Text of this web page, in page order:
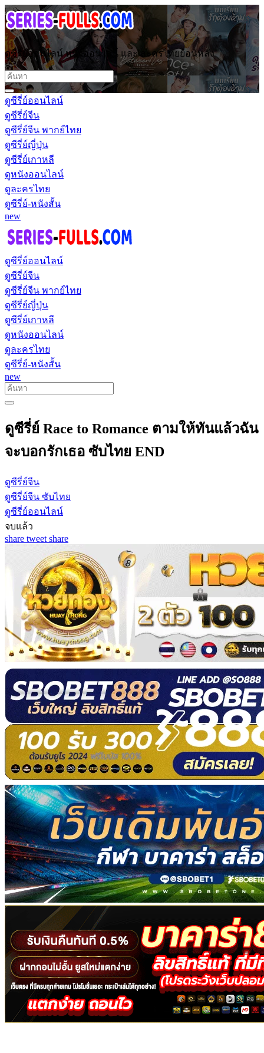
ดูซีรี่ย์ออนไลน์ หนังออนไลน์ และ ละครไทยย้อนหลัง
ดูซีรี่ย์ออนไลน์
ดูซีรี่ย์จีน
ดูซีรี่ย์จีน พากย์ไทย
ดูซีรี่ย์ญี่ปุ่น
ดูซีรี่ย์เกาหลี
ดูหนังออนไลน์
ดูละครไทย
ดูซีรี่ย์-หนังสั้น
new
ดูซีรี่ย์ออนไลน์
ดูซีรี่ย์จีน
ดูซีรี่ย์จีน พากย์ไทย
ดูซีรี่ย์ญี่ปุ่น
ดูซีรี่ย์เกาหลี
ดูหนังออนไลน์
ดูละครไทย
ดูซีรี่ย์-หนังสั้น
new
ดูซีรี่ย์ Race to Romance ตามให้ทันแล้วฉัน
จะบอกรักเธอ ซับไทย END
ดูซีรี่ย์จีน
ดูซีรี่ย์จีน ซับไทย
ดูซีรี่ย์ออนไลน์
จบแล้ว
share tweet share